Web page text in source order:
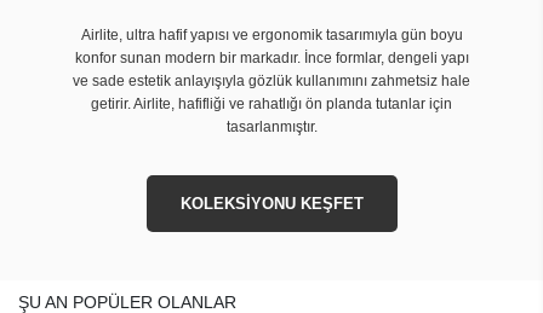
Airlite, ultra hafif yapısı ve ergonomik tasarımıyla gün boyu
konfor sunan modern bir markadır. İnce formlar, dengeli yapı
ve sade estetik anlayışıyla gözlük kullanımını zahmetsiz hale
getirir. Airlite, hafifliği ve rahatlığı ön planda tutanlar için
tasarlanmıştır.
KOLEKSİYONU KEŞFET
ŞU AN POPÜLER OLANLAR